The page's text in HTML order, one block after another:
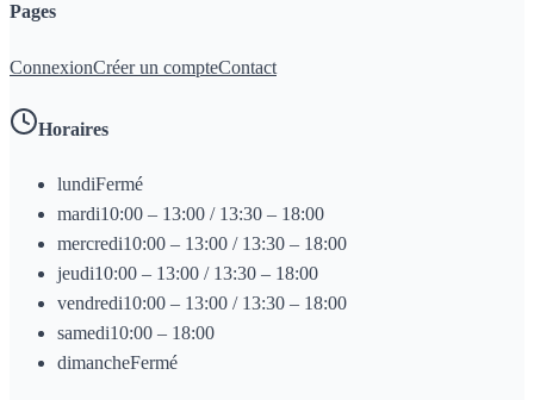
Pages
ConnexionCréer un compteContact
Horaires
lundiFermé
mardi10:00 – 13:00 / 13:30 – 18:00
mercredi10:00 – 13:00 / 13:30 – 18:00
jeudi10:00 – 13:00 / 13:30 – 18:00
vendredi10:00 – 13:00 / 13:30 – 18:00
samedi10:00 – 18:00
dimancheFermé